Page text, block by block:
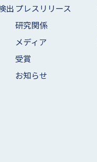
出 プレスリリース
研究関係
メディア
受賞
お知らせ